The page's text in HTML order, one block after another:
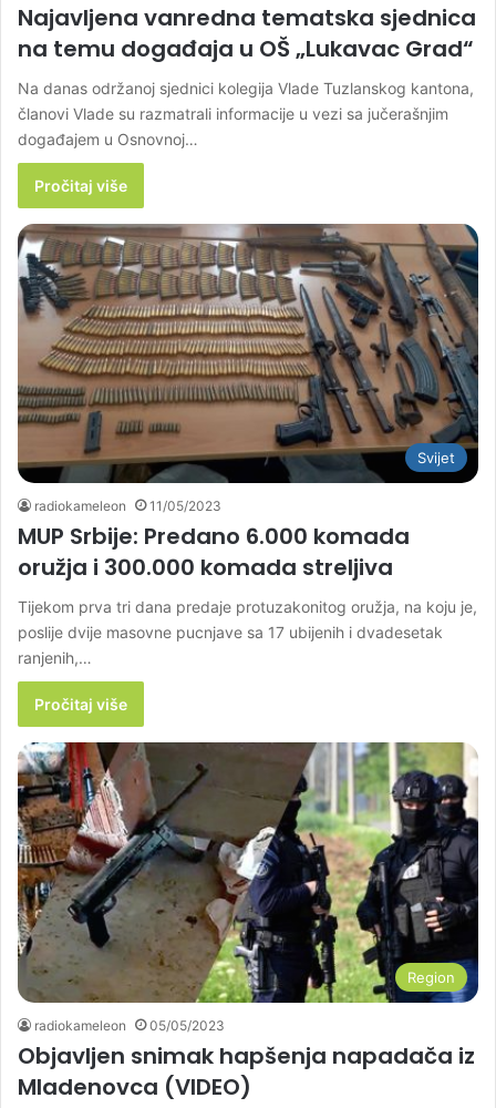
Najavljena vanredna tematska sjednica
na temu događaja u OŠ „Lukavac Grad“
Na danas održanoj sjednici kolegija Vlade Tuzlanskog kantona,
članovi Vlade su razmatrali informacije u vezi sa jučerašnjim
događajem u Osnovnoj…
Pročitaj više
Svijet
radiokameleon 11/05/2023
MUP Srbije: Predano 6.000 komada
oružja i 300.000 komada streljiva
Tijekom prva tri dana predaje protuzakonitog oružja, na koju je,
poslije dvije masovne pucnjave sa 17 ubijenih i dvadesetak
ranjenih,…
Pročitaj više
Region
radiokameleon 05/05/2023
Objavljen snimak hapšenja napadača iz
Mladenovca (VIDEO)